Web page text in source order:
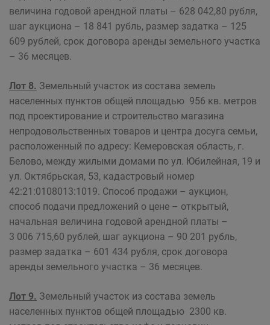
величина годовой арендной платы – 628 042,80 рубля,
шаг аукциона – 18 841 рубль, размер задатка – 125
609 рублей, срок договора аренды земельного участка
– 36 месяцев.
Лот 8. Земельный участок из состава земель
населенных пунктов общей площадью 956 кв. метров
под проектирование и строительство магазина
непродовольственных товаров и центра досуга семьи,
расположенный по адресу: Кемеровская область, г.
Белово, между жилыми домами по ул. Юбилейная, 19 и
ул. Октябрьская, 53, кадастровый номер
42:21:0108013:1019. Способ продажи – аукцион,
способ подачи предложений о цене – открытый,
начальная величина годовой арендной платы –
3 006 715,60 рублей, шаг аукциона – 90 201 рубль,
размер задатка – 601 434 рубля, срок договора
аренды земельного участка – 36 месяцев.
Лот 9. Земельный участок из состава земель
населенных пунктов общей площадью 2300 кв.